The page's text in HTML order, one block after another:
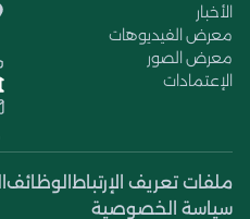
الأخبار
معرض الفيديوهات
معرض الصور
الإعتمادات
ملفات تعريف الإرتباط الوظائف
سياسة الخصوصية